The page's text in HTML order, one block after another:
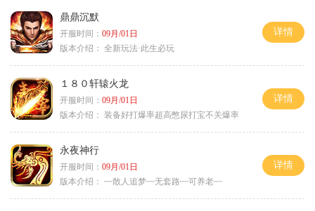
鼎鼎沉默
开服时间： 09月/01日
版本介绍： 全新玩法·此生必玩
详情
１８０轩辕火龙
开服时间： 09月/01日
版本介绍： 装备好打爆率超高憋尿打宝不关爆率
详情
永夜神行
开服时间： 09月/01日
版本介绍： ┉散人追梦┉无套路┉可养老┉
详情